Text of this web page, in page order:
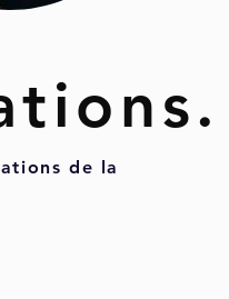
de la